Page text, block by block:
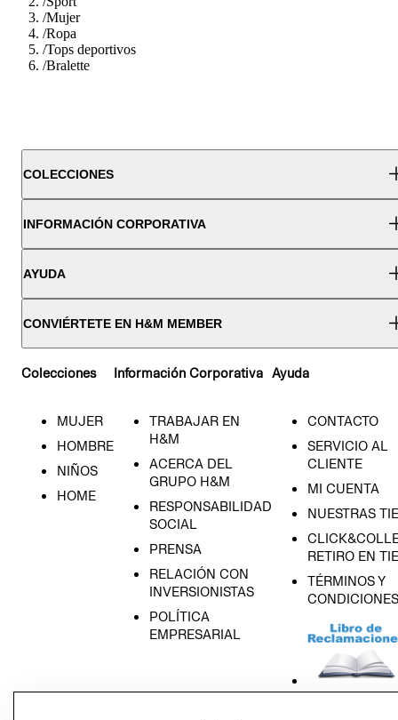
/Mujer
/Ropa
/Tops deportivos
/Bralette
COLECCIONES
INFORMACIÓN CORPORATIVA
AYUDA
CONVIÉRTETE EN H&M MEMBER
Colecciones
MUJER
HOMBRE
NIÑOS
HOME
Información Corporativa
TRABAJAR EN
H&M
ACERCA DEL
GRUPO H&M
RESPONSABILIDAD
SOCIAL
PRENSA
RELACIÓN CON
INVERSIONISTAS
POLÍTICA
EMPRESARIAL
Ayuda
CONTACTO
SERVICIO AL
CLIENTE
MI CUENTA
NUESTRAS
RETIRO EN
TÉRMINOS Y
CONDICIONES